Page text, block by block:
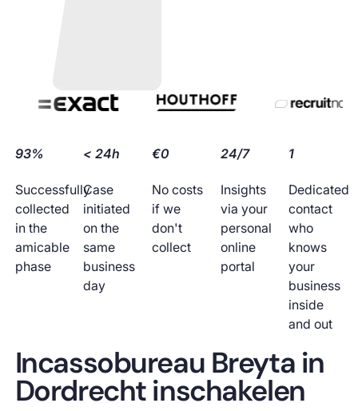
93%
Successfully
collected
in the
amicable
phase
< 24h
Case
initiated
on the
same
business
day
€0
No costs
if we
don't
collect
24/7
Insights
via your
personal
online
portal
1
Dedicated
contact
who
knows
your
business
inside
and out
Incassobureau Breyta in
Dordrecht inschakelen